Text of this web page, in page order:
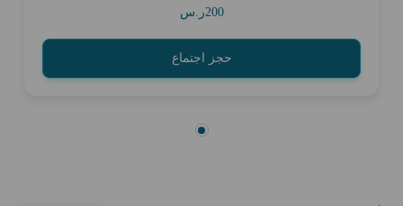
200ر.س
حجز اجتماع